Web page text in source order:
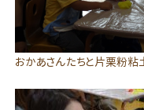
おかあさんたちと片栗粉粘